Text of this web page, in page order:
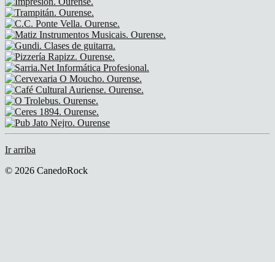
Ir arriba
© 2026 CanedoRock